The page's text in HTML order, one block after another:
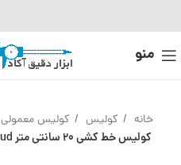
منو
خانه کولیس کولیس معمولی